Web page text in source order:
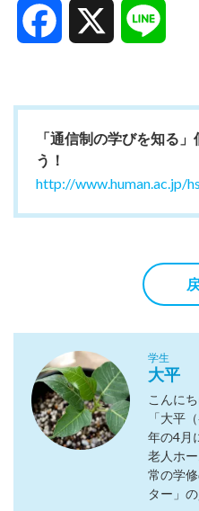
Facebook
「通信制の学びを知る
う！
http://www.human.ac.jp/
学生
大平
こんに
「大平
年の4月
老人ホ
常の学
ター」